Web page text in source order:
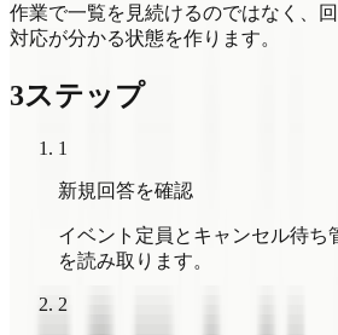
作業で一覧を見続けるのではなく、
対応が分かる状態を作ります。
3ステップ
1
新規回答を確認
イベント定員とキャンセル待ち
を読み取ります。
2